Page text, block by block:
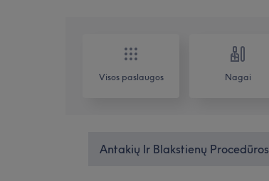
Visos paslaugos Nagai
Antakių Ir Blakstienų Procedūros